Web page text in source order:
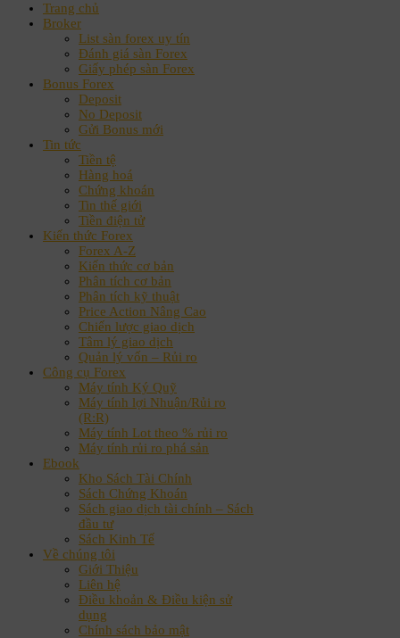
Trang chủ
Broker
List sàn forex uy tín
Đánh giá sàn Forex
Giấy phép sàn Forex
Bonus Forex
Deposit
No Deposit
Gửi Bonus mới
Tin tức
Tiền tệ
Hàng hoá
Chứng khoán
Tin thế giới
Tiền điện tử
Kiến thức Forex
Forex A-Z
Kiến thức cơ bản
Phân tích cơ bản
Phân tích kỹ thuật
Price Action Nâng Cao
Chiến lược giao dịch
Tâm lý giao dịch
Quản lý vốn – Rủi ro
Công cụ Forex
Máy tính Ký Quỹ
Máy tính lợi Nhuận/Rủi ro
(R:R)
Máy tính Lot theo % rủi ro
Máy tính rủi ro phá sản
Ebook
Kho Sách Tài Chính
Sách Chứng Khoán
Sách giao dịch tài chính – Sách
đầu tư
Sách Kinh Tế
Về chúng tôi
Giới Thiệu
Liên hệ
Điều khoản & Điều kiện sử
dụng
Chính sách bảo mật